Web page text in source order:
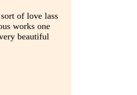
of love lass
works one
beautiful